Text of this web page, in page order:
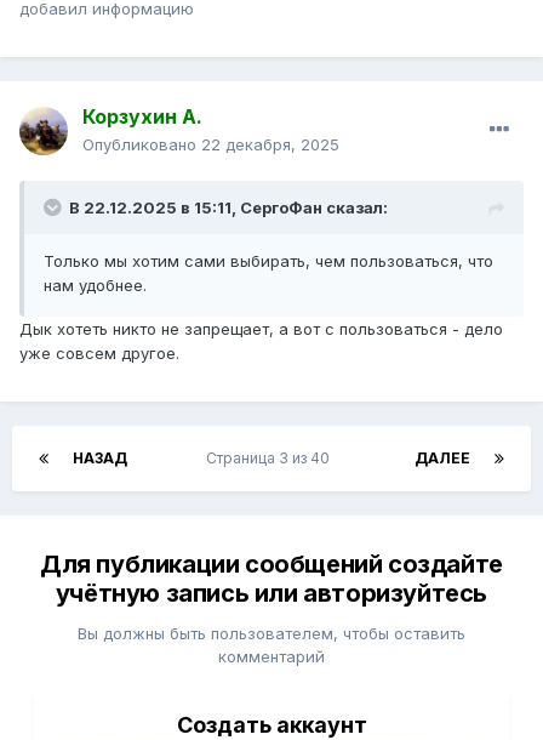
добавил информацию
Корзухин А.
Опубликовано 22 декабря, 2025
В 22.12.2025 в 15:11, СергоФан сказал:
Только мы хотим сами выбирать, чем пользоваться, что
нам удобнее.
Дык хотеть никто не запрещает, а вот с пользоваться - дело
уже совсем другое.
НАЗАД ДАЛЕЕ
Страница 3 из 40
Для публикации сообщений создайте
учётную запись или авторизуйтесь
Вы должны быть пользователем, чтобы оставить
комментарий
Создать аккаунт